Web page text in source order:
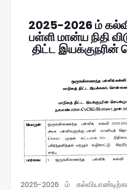
2025-2026 ம்
பள்ளி மான்ய நிதி
திட்ட
2025-2026 ம்